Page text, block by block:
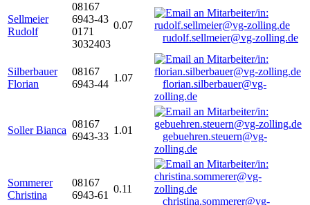
Sellmeier
Rudolf
08167
6943-43
0171
3032403
0.07
rudolf.sellmeier@vg-zolling.de
Silberbauer
Florian
08167
6943-44
1.07
florian.silberbauer@vg-
zolling.de
Soller Bianca
08167
6943-33
1.01
gebuehren.steuern@vg-
zolling.de
Sommerer
Christina
08167
6943-61
0.11
christina.sommerer@vg-